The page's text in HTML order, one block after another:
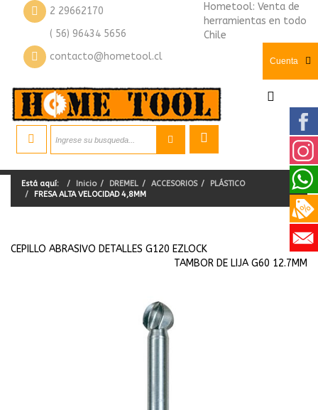
2 29662170
( 56) 96434 5656
contacto@hometool.cl
Hometool: Venta de
herramientas en todo
Chile
Cuenta
Está aquí: Inicio DREMEL ACCESORIOS
PLÁSTICO
FRESA ALTA VELOCIDAD 4,8MM
CEPILLO ABRASIVO DETALLES G120 EZLOCK
TAMBOR DE LIJA G60 12.7MM